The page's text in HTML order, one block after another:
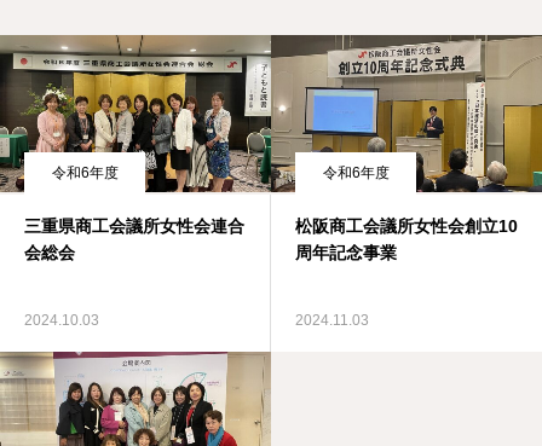
令和6年度
三重県商工会議所女性会連合
会総会
2024.10.03
令和6年度
松阪商工会議所女性会創立10
周年記念事業
2024.11.03